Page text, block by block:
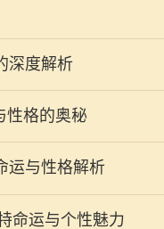
深度解析
性格的奥秘
运与性格解析
命运与个性魅力